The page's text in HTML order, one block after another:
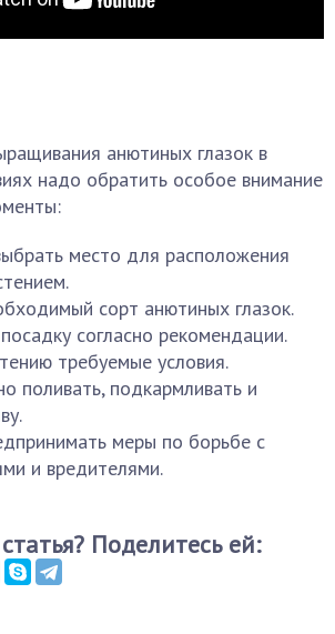
анютиных глазок в
надо обратить особое внимание
место для расположения
сорт анютиных глазок.
согласно рекомендации.
требуемые условия.
поливать, подкармливать и
меры по борьбе с
и вредителями.
Поделитесь ей: